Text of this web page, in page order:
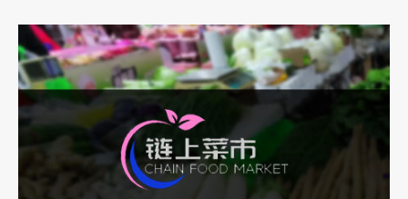
公众号+小程序